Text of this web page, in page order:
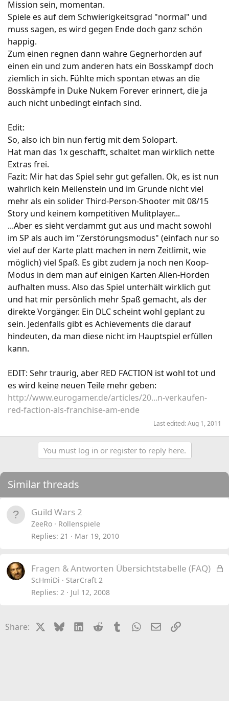
Mission sein, momentan.
Spiele es auf dem Schwierigkeitsgrad "normal" und
muss sagen, es wird gegen Ende doch ganz schön
happig.
Zum einen regnen dann wahre Gegnerhorden auf
einen ein und zum anderen hats ein Bosskampf doch
ziemlich in sich. Fühlte mich spontan etwas an die
Bosskämpfe in Duke Nukem Forever erinnert, die ja
auch nicht unbedingt einfach sind.
Edit:
So, also ich bin nun fertig mit dem Solopart.
Hat man das 1x geschafft, schaltet man wirklich nette
Extras frei.
Fazit: Mir hat das Spiel sehr gut gefallen. Ok, es ist nun
wahrlich kein Meilenstein und im Grunde nicht viel
mehr als ein solider Third-Person-Shooter mit 08/15
Story und keinem kompetitiven Mulitplayer...
...Aber es sieht verdammt gut aus und macht sowohl
im SP als auch im "Zerstörungsmodus" (einfach nur so
viel auf der Karte platt machen in nem Zeitlimit, wie
möglich) viel Spaß. Es gibt zudem ja noch nen Koop-
Modus in dem man auf einigen Karten Alien-Horden
aufhalten muss. Also das Spiel unterhält wirklich gut
und hat mir persönlich mehr Spaß gemacht, als der
direkte Vorgänger. Ein DLC scheint wohl geplant zu
sein. Jedenfalls gibt es Achievements die darauf
hindeuten, da man diese nicht im Hauptspiel erfüllen
kann.
EDIT: Sehr traurig, aber RED FACTION ist wohl tot und
es wird keine neuen Teile mehr geben:
http://www.eurogamer.de/articles/20...n-verkaufen-
red-faction-als-franchise-am-ende
Last edited:Aug 1, 2011
You must log in or register to reply here.
Similar threads
Guild Wars 2
ZeeRo
Rollenspiele
Replies 21 Mar 19, 2010
L
Fragen & Antworten Übersichtstabelle (FAQ)
ScHmiDi
StarCraft 2
Replies 2 Jul 12, 2008
Share: BlueskyLinkedIn
Reddit TumblrWhatsApp
EmailLink